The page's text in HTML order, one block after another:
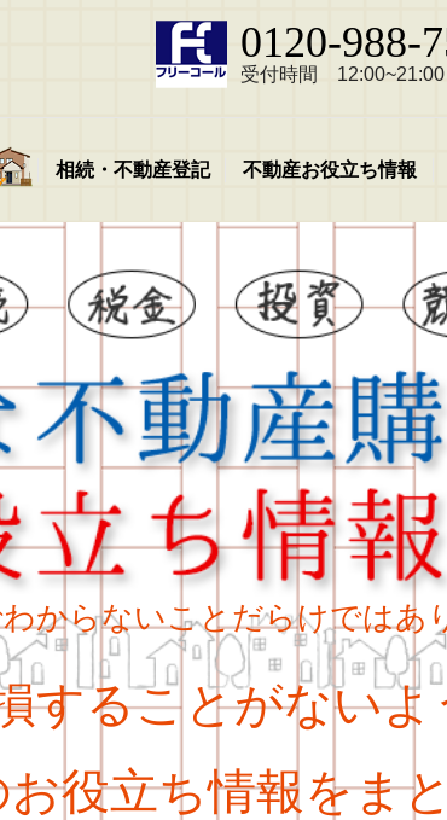
0120-988-
受付時間 12:00~21:00
相続・不動産登記 不動産お役立ち情報
からないことだらけではあ
ることがないよ
役立ち情報をま